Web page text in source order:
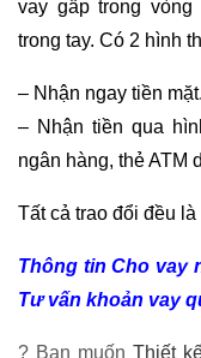
vay gấp trong
trong tay. Có 2 hình
– Nhận ngay tiền mặt.
– Nhận tiền qua
ngân hàng, thẻ ATM
Tất cả trao đổi đều
Thông tin Cho vay
Tư vấn khoản vay
? Bạn muốnThiết